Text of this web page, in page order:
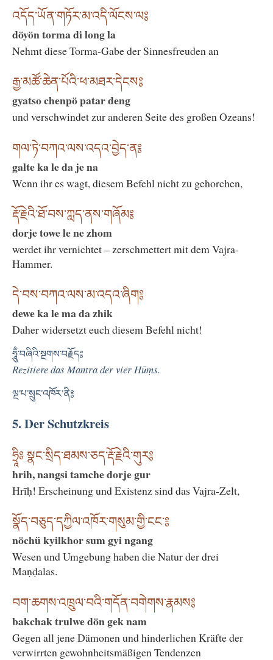
འདོད་ཡོན་གཏོར་མ་འདི་ལོངས་ལ༔
döyön torma di long la
Nehmt diese Torma-Gabe der Sinnesfreuden an
རྒྱ་མཚོ་ཆེན་པོའི་ཕ་མཐར་དེངས༔
gyatso chenpö patar deng
und verschwindet zur anderen Seite des großen Ozeans!
གལ་ཏེ་བཀའ་ལས་འདའ་བྱེད་ན༔
galte ka le da je na
Wenn ihr es wagt, diesem Befehl nicht zu gehorchen,
རྡོ་རྗེའི་ཐོ་བས་ཀླད་ནས་གཞོམ༔
dorje towe le ne zhom
werdet ihr vernichtet – zerschmettert mit dem Vajra-
Hammer.
དེ་བས་བཀའ་ལས་མ་འདའ་ཞིག༔
dewe ka le ma da zhik
Daher widersetzt euch diesem Befehl nicht!
ཧཱུྃ་བཞིའི་སྔགས་བརྗོད༔
Rezitiere das Mantra der vier Hūṃs.
ལྔ་པ་སྲུང་འཁོར་ནི༔
5. Der Schutzkreis
ཧྲཱིཿ སྣང་སྲིད་ཐམས་ཅད་རྡོ་རྗེའི་གུར༔
hrih, nangsi tamche dorje gur
Hrīḥ! Erscheinung und Existenz sind das Vajra-Zelt,
སྣོད་བཅུད་དཀྱིལ་འཁོར་གསུམ་གྱི་ངང་༔
nöchü kyilkhor sum gyi ngang
Wesen und Umgebung haben die Natur der drei
Maṇḍalas.
བག་ཆགས་འཁྲུལ་བའི་གདོན་བགེགས་རྣམས༔
bakchak trulwe dön gek nam
Gegen all jene Dämonen und hinderlichen Kräfte der
verwirrten gewohnheitsmäßigen Tendenzen